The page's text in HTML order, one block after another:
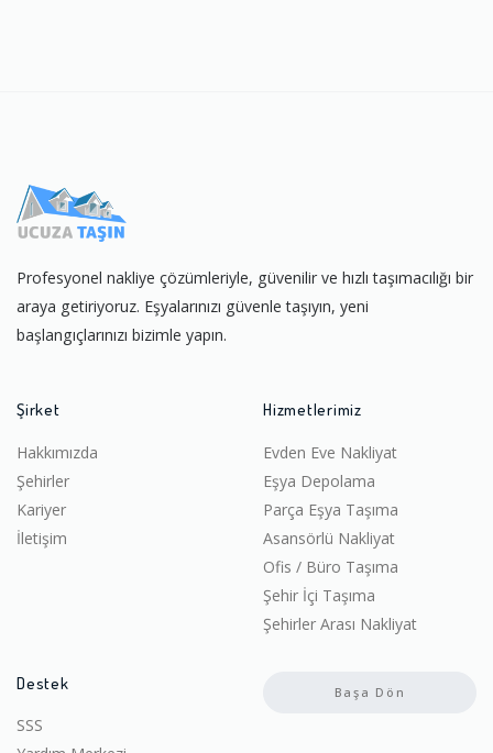
Profesyonel nakliye çözümleriyle, güvenilir ve hızlı taşımacılığı bir
araya getiriyoruz. Eşyalarınızı güvenle taşıyın, yeni
başlangıçlarınızı bizimle yapın.
Şirket
Hakkımızda
Şehirler
Kariyer
İletişim
Hizmetlerimiz
Evden Eve Nakliyat
Eşya Depolama
Parça Eşya Taşıma
Asansörlü Nakliyat
Ofis / Büro Taşıma
Şehir İçi Taşıma
Şehirler Arası Nakliyat
Destek
SSS
Başa Dön